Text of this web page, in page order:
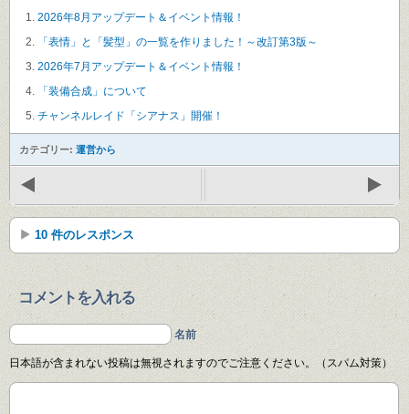
2026年8月アップデート＆イベント情報！
「表情」と「髪型」の一覧を作りました！～改訂第3版～
2026年7月アップデート＆イベント情報！
「装備合成」について
チャンネルレイド「シアナス」開催！
カテゴリー: 運営から
10 件のレスポンス
コメントを入れる
名前
日本語が含まれない投稿は無視されますのでご注意ください。（スパム対策）